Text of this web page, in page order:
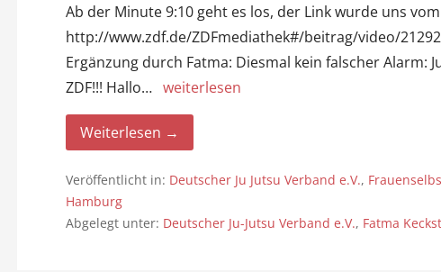
Ab der Minute 9:10 geht es los, der Link wurde uns
http://www.zdf.de/ZDFmediathek#/beitrag/video/
Ergänzung durch Fatma: Diesmal kein falscher Alarm:
ZDF!!! Hallo… weiterlesen
Weiterlesen →
Veröffentlicht in: Deutscher Ju Jutsu Verband e.V.,
Hamburg
Abgelegt unter: Deutscher Ju-Jutsu Verband e.V., Fatma